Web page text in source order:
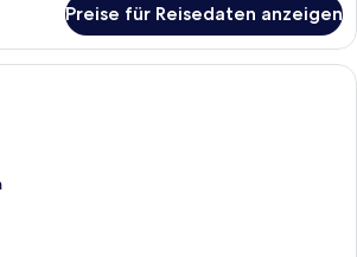
Preise für Reisedaten anzeigen
Ein Hotelzimmer mit Holztisch,